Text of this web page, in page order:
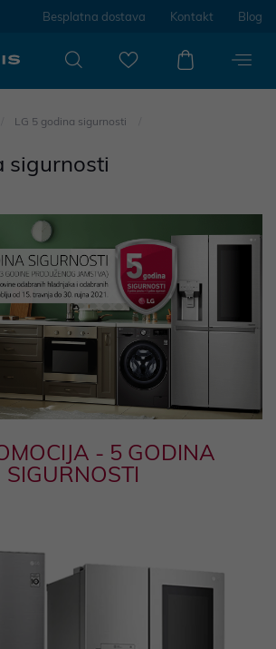
Besplatna dostava Kontakt Blog
LG 5 godina sigurnosti
sigurnosti
- 5 GODINA
SIGURNOSTI